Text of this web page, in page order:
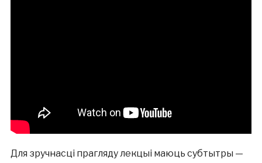
Для зручнасці прагляду лекцыі маюць субтытры —